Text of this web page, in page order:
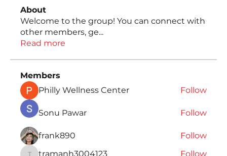
About
Welcome to the group! You can connect with
other members, ge...
Read more
Members
Philly Wellness Center
Follow
Sonu Pawar Follow
frank890 Follow
tramanh3004123 Follow